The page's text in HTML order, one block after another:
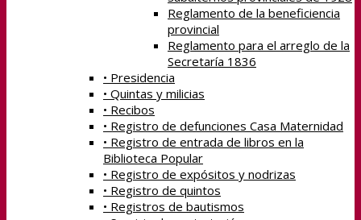
Reglamento de la beneficiencia
provincial
Reglamento para el arreglo de la
Secretaría 1836
• Presidencia
• Quintas y milicias
• Recibos
• Registro de defunciones Casa Maternidad
• Registro de entrada de libros en la
Biblioteca Popular
• Registro de expósitos y nodrizas
• Registro de quintos
• Registros de bautismos